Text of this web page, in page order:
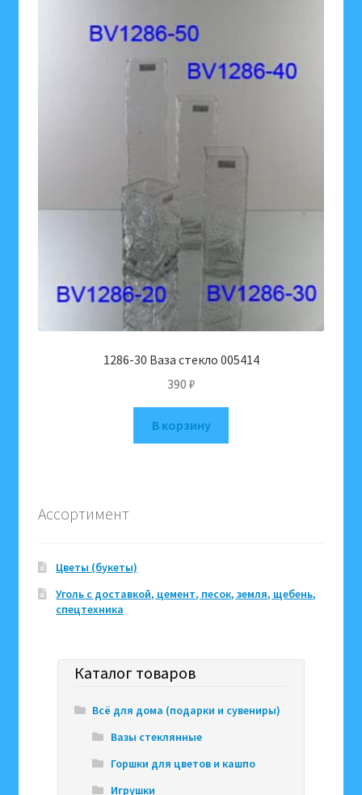
1286-30 Ваза стекло 005414
390 ₽
В корзину
Ассортимент
Цветы (букеты)
Уголь с доставкой, цемент, песок, земля, щебень,
спецтехника
Каталог товаров
Всё для дома (подарки и сувениры)
Вазы стеклянные
Горшки для цветов и кашпо
Игрушки